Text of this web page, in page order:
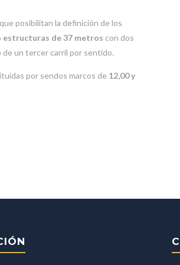
que posibilitan la definición de los
estructuras de 37 metros con dos
de un tercer carril por sentido.
por sendos marcos de 12,00 y